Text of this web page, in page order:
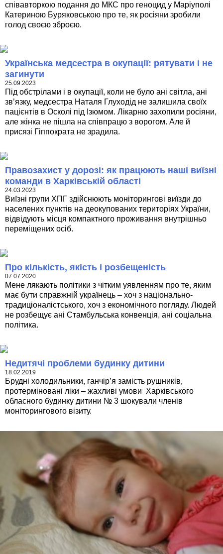
співавторкою подання до МКС про геноцид у Маріуполі
Катериною Буряковською про те, як росіяни зробили
голод своєю зброєю.
Українська медсестра в окупації: рятувати і не
загинути
25.09.2023
Під обстрілами і в окупації, коли не було ані світла, ані
зв’язку, медсестра Наталя Глуходід не залишила своїх
пацієнтів в Осколі під Ізюмом. Лікарню захопили росіяни,
але жінка не пішла на співпрацю з ворогом. Але й
присязі Гіппократа не зрадила.
Правозахист у дорозі: як працюють наші виїзні
команди в Харківській області
24.03.2023
Виїзні групи ХПГ здійснюють моніторингові виїзди до
населених пунктів на деокупованих територіях України,
відвідують місця компактного проживання внутрішньо
переміщених осіб.
Про кількість, якість і розбещеність
07.07.2020
Мене лякають політики з чітким уявленням про те, яким
має бути справжній українець – хоч з національно-
традиціоналістського, хоч з економічного погляду. Людей
не розбещує ані Стамбульська конвенція, ані соціальна
політика.
Недитячі проблеми будинку дитини
18.02.2019
Брудні холодильники, ганчір’я замість рушників,
протерміновані ліки – жахливі умови Харківського
обласного будинку дитини № 3 шокували членів
моніторингового візиту.